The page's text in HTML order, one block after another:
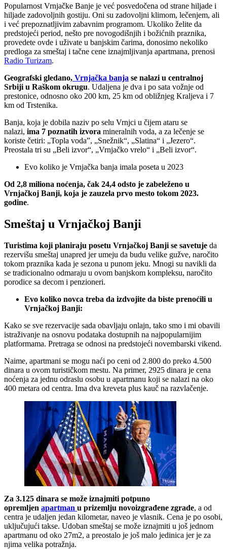
Popularnost Vrnjačke Banje je već posvedočena od strane hiljade i
hiljade zadovoljnih gostiju. Oni su zadovoljni klimom, lečenjem, ali
i već prepoznatljivim zabavnim programom. Ukoliko želite da
predstojeći period, nešto pre novogodišnjih i božićnih praznika,
provedete ovde i uživate u banjskim čarima, donosimo nekoliko
predloga za smeštaj i tačne cene iznajmljivanja apartmana, prenosi
Radio Turizam.
Geografski gledano, Vrnjačka banja se nalazi u centralnoj
Srbiji u Raškom okrugu. Udaljena je dva i po sata vožnje od
prestonice, odnosno oko 200 km, 25 km od obližnjeg Kraljeva i 7
km od Trstenika.
Banja, koja je dobila naziv po selu Vrnjci u čijem ataru se
nalazi, ima 7 poznatih izvora mineralnih voda, a za lečenje se
koriste četiri: „Topla voda”, „Snežnik“, „Slatina“ i „Jezero“.
Preostala tri su „Beli izvor“, „Vrnjačko vrelo“ i „Beli izvor“.
Evo koliko je Vrnjačka banja imala poseta u 2023
Od 2,8 miliona noćenja, čak 24,4 odsto je zabeleženo u
Vrnjačkoj Banji, koja je zauzela prvo mesto tokom 2023.
godine.
Smeštaj u Vrnjačkoj Banji
Turistima koji planiraju posetu Vrnjačkoj Banji se savetuje da
rezervišu smeštaj unapred jer umeju da budu velike gužve, naročito
tokom praznika kada je sezona u punom jeku. Mnogi su navikli da
se tradicionalno odmaraju u ovom banjskom kompleksu, naročito
porodice sa decom i penzioneri.
Evo koliko novca treba da izdvojite da biste prenoćili u
Vrnjačkoj Banji:
Kako se sve rezervacije sada obavljaju onlajn, tako smo i mi obavili
istraživanje na osnovu podataka dostupnih na najpopularnijim
platformama. Pretraga se odnosi na predstojeći novembarski vikend.
Naime, apartmani se mogu naći po ceni od 2.800 do preko 4.500
dinara u ovom turističkom mestu. Na primer, 2925 dinara je cena
noćenja za jednu odraslu osobu u apartmanu koji se nalazi na oko
400 metara od centra. Ima dva kreveta plus kauč na razvlačenje.
Za 3.125 dinara se može iznajmiti potpuno
opremljen apartman u prizemlju novoizgrađene zgrade, a od
centra je udaljen jedan kilometar, naveo je vlasnik. Cena je po osobi,
uključujući takse. Udoban smeštaj se može iznajmiti u još jednom
apartmanu od oko 27m2, a preostalo je još malo jedinica jer je za
njima velika potražnja.